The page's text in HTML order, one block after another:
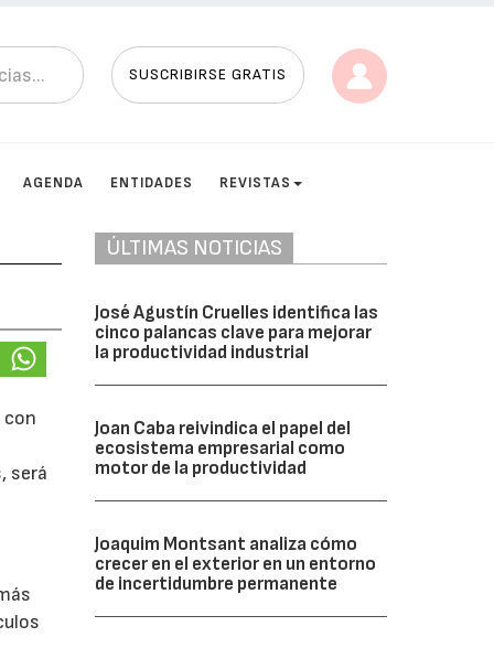
SUSCRIBIRSE GRATIS
AGENDA ENTIDADES REVISTAS
con
será
ÚLTIMAS NOTICIAS
José Agustín Cruelles identifica las
cinco palancas clave para mejorar
la productividad industrial
Joan Caba reivindica el papel del
ecosistema empresarial como
motor de la productividad
Joaquim Montsant analiza cómo
crecer en el exterior en un entorno
de incertidumbre permanente